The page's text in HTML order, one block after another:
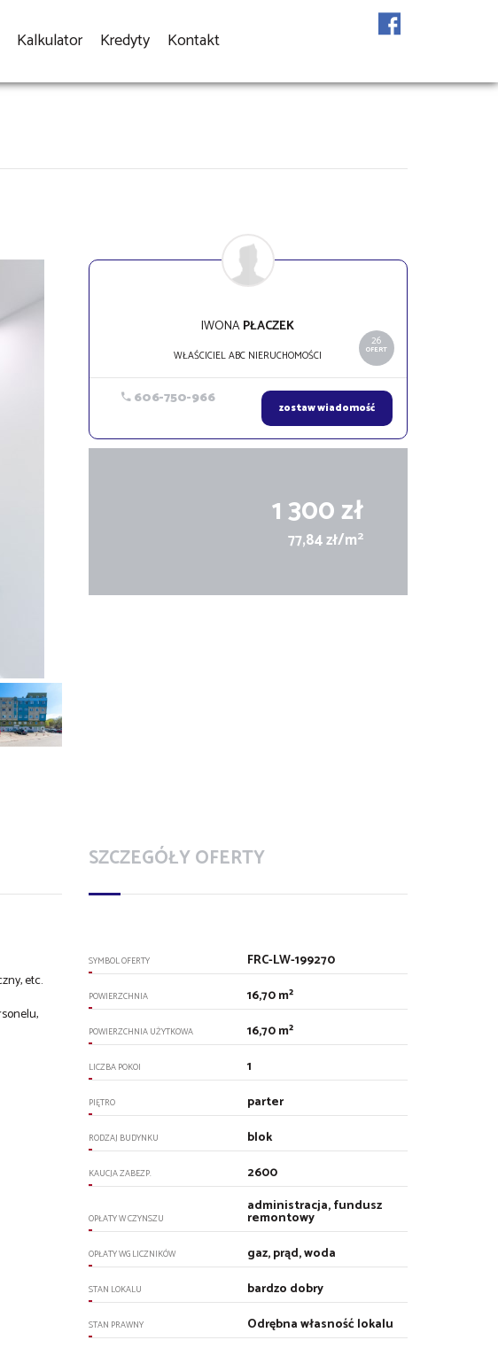
Kalkulator Kredyty Kontakt
26
OFERT
IWONAPŁACZEK
WŁAŚCICIEL ABC NIERUCHOMOŚCI
606-750-966 zostaw wiadomość
1 300 zł
77,84 zł/m2
etc.
SZCZEGÓŁY OFERTY
SYMBOL OFERTY FRC-LW-199270
POWIERZCHNIA 16,70 m²
POWIERZCHNIA UŻYTKOWA 16,70 m²
LICZBA POKOI 1
PIĘTRO parter
RODZAJ BUDYNKU blok
KAUCJA ZABEZP. 2600
OPŁATY W CZYNSZU
administracja, fundusz
remontowy
OPŁATY WG LICZNIKÓW gaz, prąd, woda
STAN LOKALU bardzo dobry
STAN PRAWNY Odrębna własność lokalu